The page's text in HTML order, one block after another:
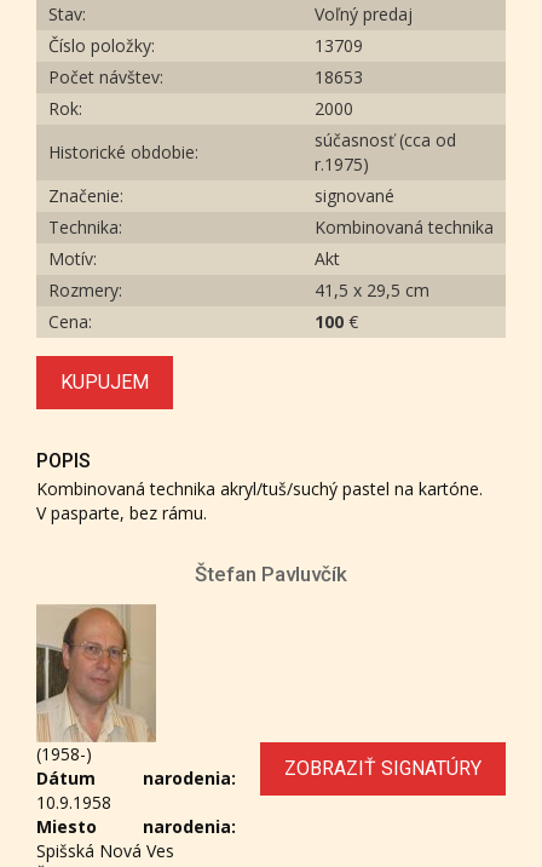
Stav:
Voľný predaj
Číslo položky:
13709
Počet návštev:
18653
Rok:
2000
Historické obdobie:
súčasnosť (cca od
r.1975)
Značenie:
signované
Technika:
Kombinovaná technika
Motív:
Akt
Rozmery:
41,5 x 29,5 cm
Cena:
100 €
KUPUJEM
POPIS
Kombinovaná technika akryl/tuš/suchý pastel na kartóne.
V pasparte, bez rámu.
Štefan Pavluvčík
ZOBRAZIŤ SIGNATÚRY
(1958-)
Dátum narodenia:
10.9.1958
Miesto narodenia:
Spišská Nová Ves